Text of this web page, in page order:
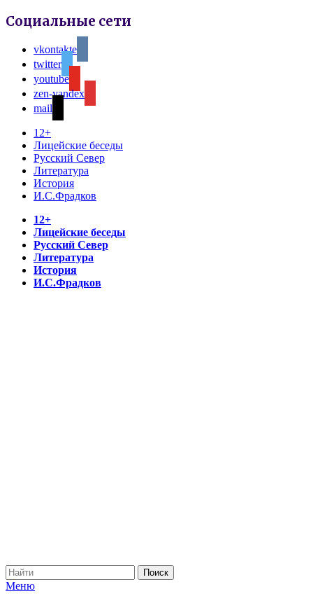
Социальные сети
vkontakte
twitter
youtube
zen-yandex
mail
12+
Лицейские беседы
Русский Север
Литература
История
И.С.Фрадков
12+
Лицейские беседы
Русский Север
Литература
История
И.С.Фрадков
Меню